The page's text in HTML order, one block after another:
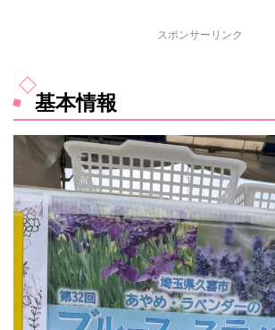
スポンサーリンク
基本情報